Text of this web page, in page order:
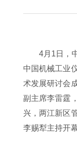
4月1日，
中国机械工业
术发展研讨会
副主席李雷霆
兴，两江新区
李赐犁主持开